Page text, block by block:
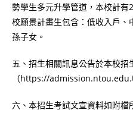
勢學生多元升學管道，本校計
校願景計畫生包含：低收入戶
孫子女。
五、招生相關訊息公告於本校招
（https://
六、本招生考試文宣資料如附